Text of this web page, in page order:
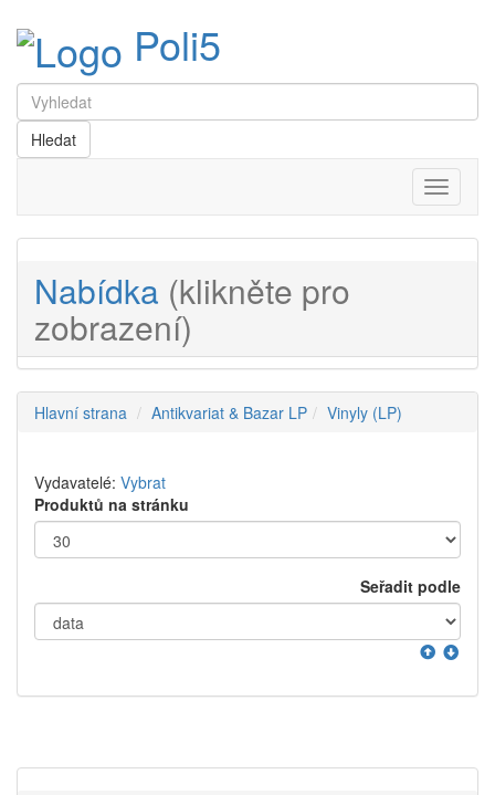
Poli5
Menu
Nabídka (klikněte pro
zobrazení)
Hlavní strana Antikvariat & Bazar LP Vinyly (LP)
Vydavatelé: Vybrat
Produktů na stránku
Seřadit podle